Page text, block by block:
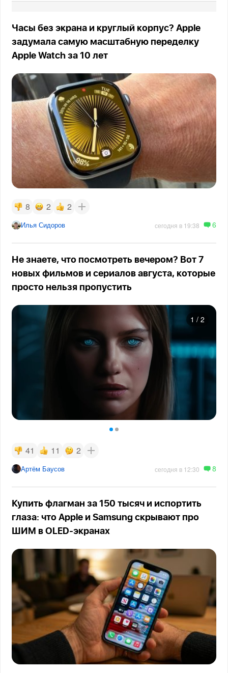
Часы без экрана и круглый корпус? Apple
задумала самую масштабную переделку
Apple Watch за 10 лет
8 2 2
Илья Сидоров сегодня в 19:38 6
Не знаете, что посмотреть вечером? Вот 7
новых фильмов и сериалов августа, которые
просто нельзя пропустить
1 / 2
41 11 2
Артём Баусов сегодня в 12:30 8
Купить флагман за 150 тысяч и испортить
глаза: что Apple и Samsung скрывают про
ШИМ в OLED-экранах